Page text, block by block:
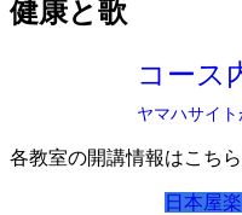
健康と歌
コース
ヤマハサイ
各教室の開講情報はこちら
日本屋